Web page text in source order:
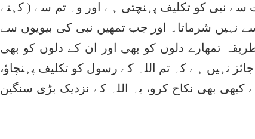
سے نبی کو تکلیف پہنچتی ہے اور وہ تم سے ( کہتے
نہیں شرماتا۔ اور جب تمھیں نبی کی بیویوں سے
تمھارے دلوں کو بھی اور ان کے دلوں کو بھی
جائز نہیں ہے کہ تم اللہ کے رسول کو تکلیف پہنچاؤ،
کبھی بھی نکاح کرو، یہ اللہ کے نزدیک بڑی سنگین